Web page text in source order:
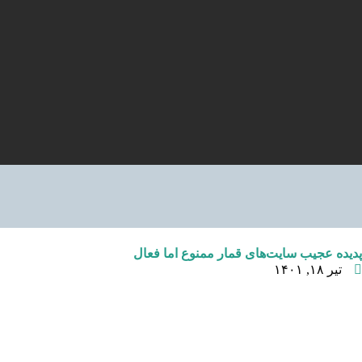
پدیده عجیب سایت‌های قمار ممنوع اما فعال
تیر ۱۸, ۱۴۰۱